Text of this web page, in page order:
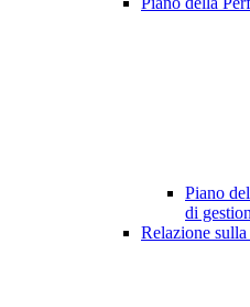
Piano
di
Relazione